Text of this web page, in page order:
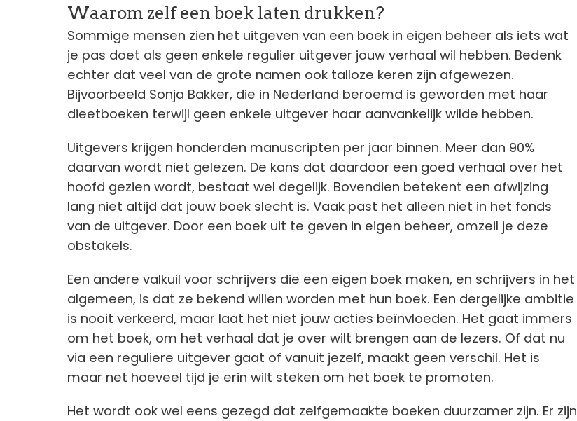
Waarom zelf een boek laten drukken?
Sommige mensen zien het uitgeven van een boek in eigen beheer als iets wat
je pas doet als geen enkele regulier uitgever jouw verhaal wil hebben. Bedenk
echter dat veel van de grote namen ook talloze keren zijn afgewezen.
Bijvoorbeeld Sonja Bakker, die in Nederland beroemd is geworden met haar
dieetboeken terwijl geen enkele uitgever haar aanvankelijk wilde hebben.
Uitgevers krijgen honderden manuscripten per jaar binnen. Meer dan 90%
daarvan wordt niet gelezen. De kans dat daardoor een goed verhaal over het
hoofd gezien wordt, bestaat wel degelijk. Bovendien betekent een afwijzing
lang niet altijd dat jouw boek slecht is. Vaak past het alleen niet in het fonds
van de uitgever. Door een boek uit te geven in eigen beheer, omzeil je deze
obstakels.
Een andere valkuil voor schrijvers die een eigen boek maken, en schrijvers in het
algemeen, is dat ze bekend willen worden met hun boek. Een dergelijke ambitie
is nooit verkeerd, maar laat het niet jouw acties beïnvloeden. Het gaat immers
om het boek, om het verhaal dat je over wilt brengen aan de lezers. Of dat nu
via een reguliere uitgever gaat of vanuit jezelf, maakt geen verschil. Het is
maar net hoeveel tijd je erin wilt steken om het boek te promoten.
Het wordt ook wel eens gezegd dat zelfgemaakte boeken duurzamer zijn. Er zijn